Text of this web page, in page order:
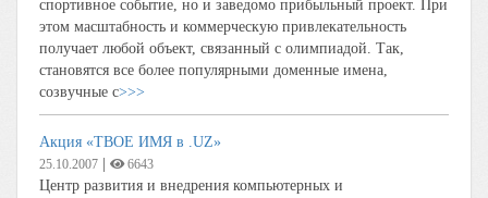
спортивное событие, но и заведомо прибыльный проект. При
этом масштабность и коммерческую привлекательность
получает любой объект, связанный с олимпиадой. Так,
становятся все более популярными доменные имена,
созвучные с>>>
Акция «ТВОЕ ИМЯ в .UZ»
25.10.2007 6643
Центр развития и внедрения компьютерных и